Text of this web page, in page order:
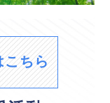
こちら